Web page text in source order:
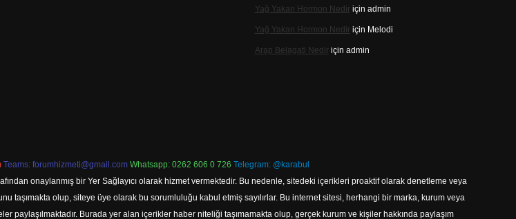
Yağ Yakan Hormon Nediriçin admin
Yağ Yakan Hormon Nediriçin Melodi
Arap Belagati Nediriçin admin
Teams: forumhizmeti@gmail.com Whatsapp: 0262 606 0 726 Telegram: @karabul
onaylanmış bir Yer Sağlayıcı olarak hizmet vermektedir. Bu nedenle, sitedeki içerikleri proaktif olarak denetleme veya
taşımakta olup, siteye üye olarak bu sorumluluğu kabul etmiş sayılırlar. Bu internet sitesi, herhangi bir marka, kurum veya
paylaşılmaktadır. Burada yer alan içerikler haber niteliği taşımamakta olup, gerçek kurum ve kişiler hakkında paylaşım